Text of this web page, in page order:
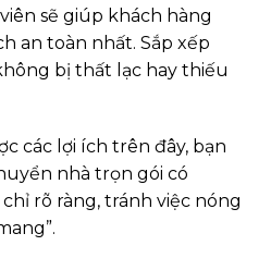
sẽ giúp khách hàng
an toàn nhất. Sắp xếp
bị thất lạc hay thiếu
các lợi ích trên đây, bạn
nhà trọn gói có
rõ ràng, tránh việc nóng